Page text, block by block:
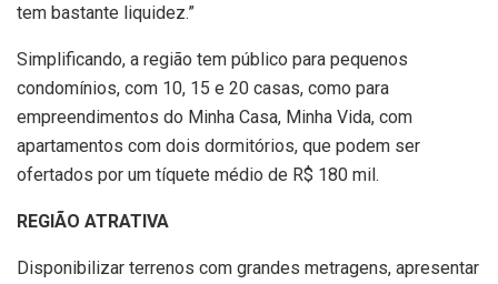
tem bastante liquidez.”
Simplificando, a região tem público para pequenos
condomínios, com 10, 15 e 20 casas, como para
empreendimentos do Minha Casa, Minha Vida, com
apartamentos com dois dormitórios, que podem ser
ofertados por um tíquete médio de R$ 180 mil.
REGIÃO ATRATIVA
Disponibilizar terrenos com grandes metragens, apresentar